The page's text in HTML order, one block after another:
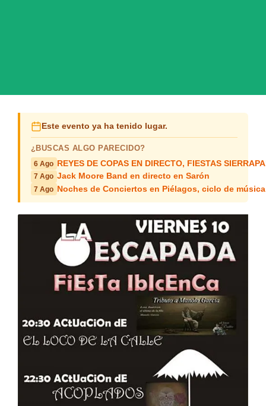
Este evento ya ha tenido lugar.
¿BUSCAS ALGO PARECIDO?
6 Ago REYES DE COPAS EN DIRECTO, FIESTAS
7 Ago Jack Moore Band en directo en Sarón
7 Ago Noches de Conciertos en Piélagos, ciclo de